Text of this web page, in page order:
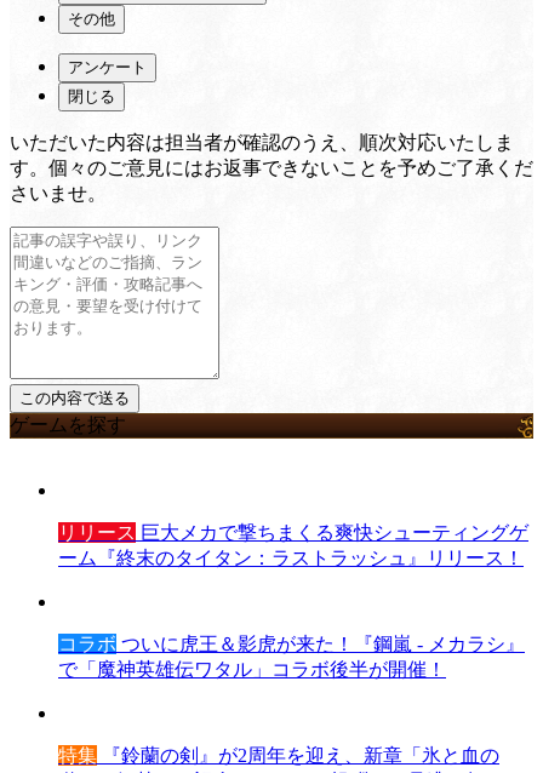
その他
アンケート
閉じる
いただいた内容は担当者が確認のうえ、順次対応いたしま
す。個々のご意見にはお返事できないことを予めご了承くだ
さいませ。
ゲームを探す
リリース 巨大メカで撃ちまくる爽快シューティングゲ
ーム『終末のタイタン：ラストラッシュ』リリース！
コラボ ついに虎王＆影虎が来た！『鋼嵐 - メカラシ』
で「魔神英雄伝ワタル」コラボ後半が開催！
特集 『鈴蘭の剣』が2周年を迎え、新章「氷と血の